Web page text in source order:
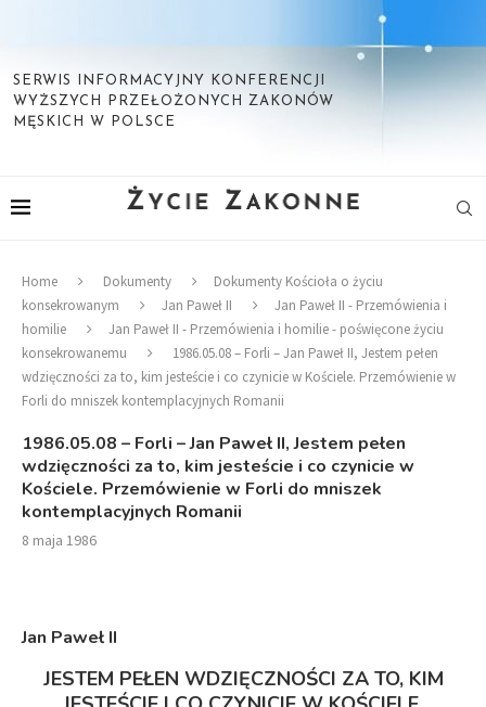
SERWIS INFORMACYJNY KONFERENCJI
WYŻSZYCH PRZEŁOŻONYCH ZAKONÓW
MĘSKICH W POLSCE
Home Dokumenty
Dokumenty Kościoła o życiu
konsekrowanym
Jan Paweł II
Jan Paweł II - Przemówienia i
homilie
Jan Paweł II - Przemówienia i homilie - poświęcone życiu
konsekrowanemu
1986.05.08 – Forli – Jan Paweł II, Jestem pełen
wdzięczności za to, kim jesteście i co czynicie w Kościele. Przemówienie w
Forli do mniszek kontemplacyjnych Romanii
1986.05.08 – Forli – Jan Paweł II, Jestem pełen
wdzięczności za to, kim jesteście i co czynicie w
Kościele. Przemówienie w Forli do mniszek
kontemplacyjnych Romanii
8 maja 1986
Jan Paweł II
JESTEM PEŁEN WDZIĘCZNOŚCI ZA TO, KIM